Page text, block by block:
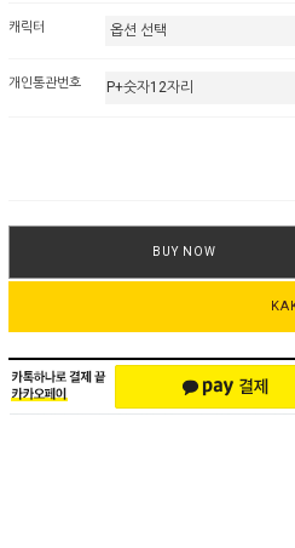
캐릭터
개인통관번호
BUY NOW